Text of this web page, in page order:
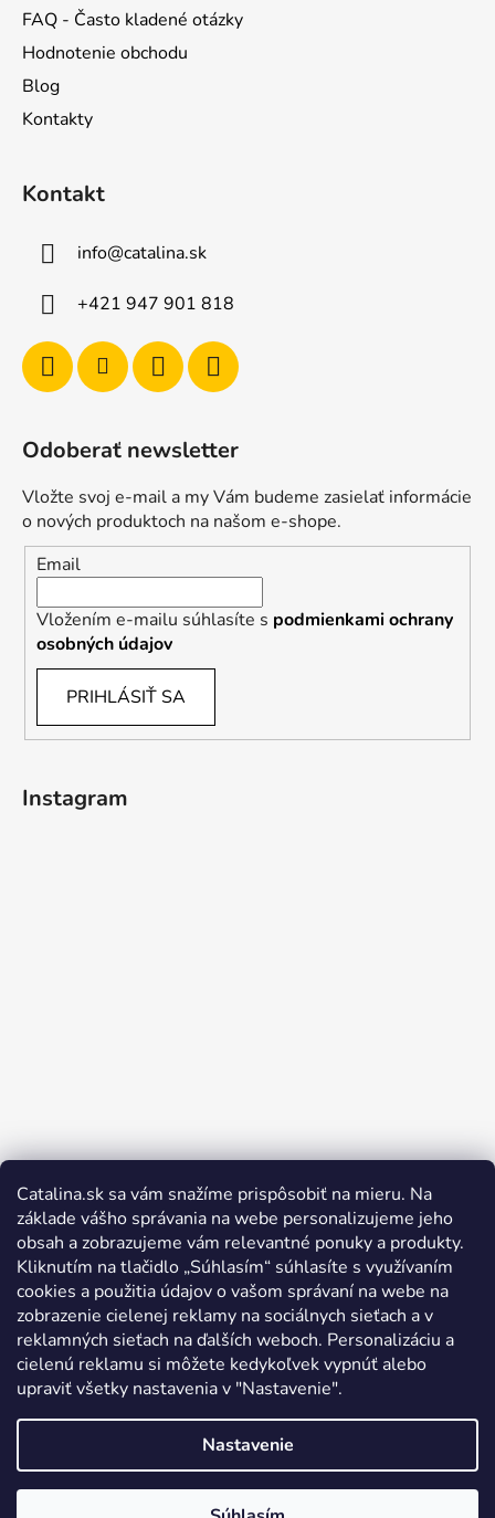
Catalina.sk sa vám snažíme prispôsobiť na mieru. Na
základe vášho správania na webe personalizujeme jeho
obsah a zobrazujeme vám relevantné ponuky a produkty.
Kliknutím na tlačidlo „Súhlasím“ súhlasíte s využívaním
cookies a použitia údajov o vašom správaní na webe na
zobrazenie cielenej reklamy na sociálnych sieťach a v
reklamných sieťach na ďalších weboch. Personalizáciu a
cielenú reklamu si môžete kedykoľvek vypnúť alebo
upraviť všetky nastavenia v "Nastavenie".
Nastavenie
FAQ - Často kladené otázky
Hodnotenie obchodu
Blog
Kontakty
Kontakt
info@catalina.sk
+421 947 901 818
Odoberať newsletter
Vložte svoj e-mail a my Vám budeme zasielať informácie
o nových produktoch na našom e-shope.
Email
Vložením e-mailu súhlasíte s podmienkami ochrany
osobných údajov
PRIHLÁSIŤ SA
Instagram
Sledovať na Instagrame